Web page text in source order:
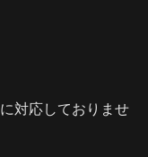
対応しておりませ